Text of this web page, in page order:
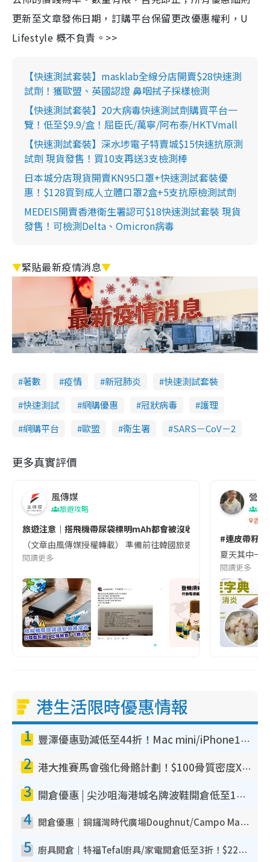
更新至文章發佈日期，訂購平台保留更改優惠權利，U
Lifestyle 概不負責。>>
【快速測試套裝】masklab全線分店開賣$28快速測
試劑！獲歐盟、英國認證 鼻咽拭子採樣檢測
【快速測試套裝】20大病毒快速測試劑購買平台一
覽！低至$9.9/盒！屈臣氏/萬寧/阿布泰/HKTVmall
【快速測試套裝】深水埗電子特賣城$15快速抗原測
試劑 現貨發售！買10支再送3支檢測棒
日本城分店現貨開賣KN95口罩+快速測試套裝優
惠！$128買到成人立體口罩2盒+5支抗原檢測試劑
MEDEIS開賣香港衛生署認可$18快速測試套裝 現貨
發售！可檢測Delta、Omicron病毒
▼緊貼最新疫情消息▼
著數 疫情 新冠肺炎
快速測試套裝
快速測試
網購優惠 冠狀病毒
護理
網購平台
歐盟 衞生署 SARS－CoV－2
更多真實評價
風傳媒
旅遊攻略
旅遊注意｜搭飛機帶尿袋標明mAh都會被沒收😱出發前切記檢查
（文章由風傳媒授權轉載） 準備前往韓國旅遊的民眾，近期要
閱讀更多
營養
香港
#連皮帶籽
夏天其中一
閱讀更多
港生活限時優惠情報
1 豐澤優惠勁減低至44折！Mac mini/iPhone17Pro大減價！廚房家電$220起
2 港大推賽馬會強化骨骼計劃！$100骨質密度X光檢查 完成免費運動訓練送超市禮券！附參加資格
3 開倉優惠 | 尖沙咀海港城名牌波鞋開倉低至1折！On鞋$899起／Joy&Peace鞋履$98起
4 開倉優惠｜銅鑼灣時代廣場Doughnut/Campo Marzio開倉低至1折！背囊、書包、手袋劈價$200起
5 廚具開倉｜特福Tefal廚具/家電開倉低至3折！$220起買平底鍋/炒鑊/湯煲！電飯煲/吸塵機/燙斗$418起